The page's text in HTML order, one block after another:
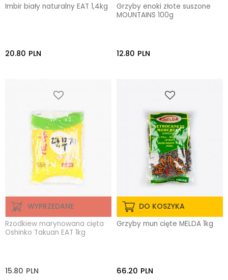
Imbir biały naturalny EAT 1,4kg
20.80 PLN
Grzyby enoki złote suszone
MOUNTAINS 100g
12.80 PLN
WYPRZEDANE
Rzodkiew marynowana cięta
Oshinko Takuan EAT 1kg
15.80 PLN
DO KOSZYKA
Grzyby mun cięte MELDA 1kg
66.20 PLN